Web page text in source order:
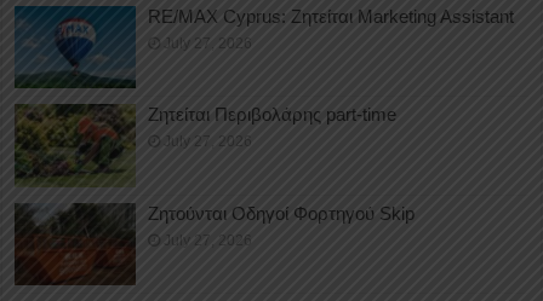
RE/MAX Cyprus: Ζητείται Marketing Assistant
July 27, 2026
Ζητείται Περιβολάρης part-time
July 27, 2026
Ζητούνται Οδηγοί Φορτηγού Skip
July 27, 2026